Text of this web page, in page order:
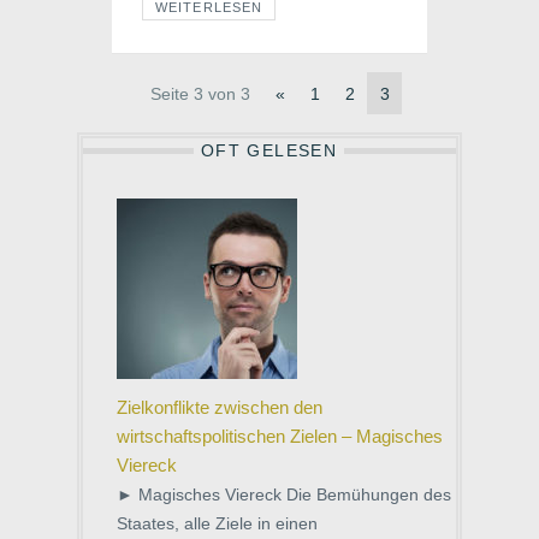
Versicherungsbedingungen für die
Bedingungen und
des täglichen Lebens als Privatperson
Betriebes oder Berufes. Nicht
versichert ist die gesetzliche Haftpflicht
WEITERLESEN
Seite 3 von 3 « 1 2 3
OFT GELESEN
Zielkonflikte zwischen den
wirtschaftspolitischen Zielen – Magisches
Viereck
► Magisches Viereck Die Bemühungen des
Staates, alle Ziele in einen